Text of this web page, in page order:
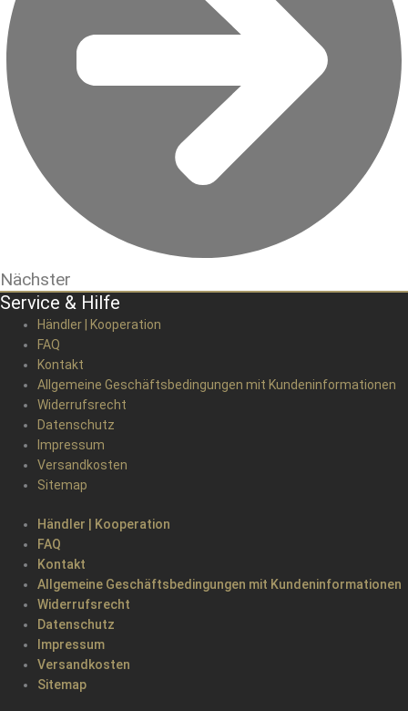
Nächster
Service & Hilfe
Händler | Kooperation
FAQ
Kontakt
Allgemeine Geschäftsbedingungen mit Kundeninformationen
Widerrufsrecht
Datenschutz
Impressum
Versandkosten
Sitemap
Händler | Kooperation
FAQ
Kontakt
Allgemeine Geschäftsbedingungen mit Kundeninformationen
Widerrufsrecht
Datenschutz
Impressum
Versandkosten
Sitemap